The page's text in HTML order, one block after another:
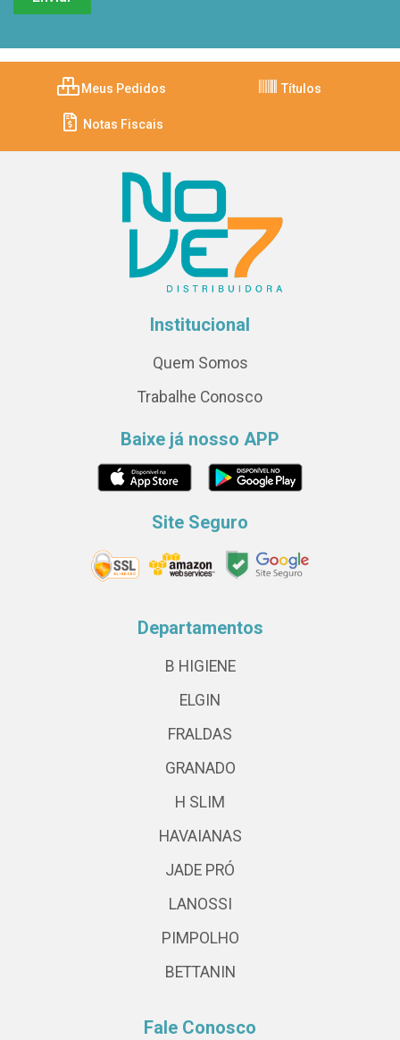
Meus Pedidos Títulos
Notas Fiscais
Institucional
Quem Somos
Trabalhe Conosco
Baixe já nosso APP
Site Seguro
Departamentos
B HIGIENE
ELGIN
FRALDAS
GRANADO
H SLIM
HAVAIANAS
JADE PRÓ
LANOSSI
PIMPOLHO
BETTANIN
Fale Conosco